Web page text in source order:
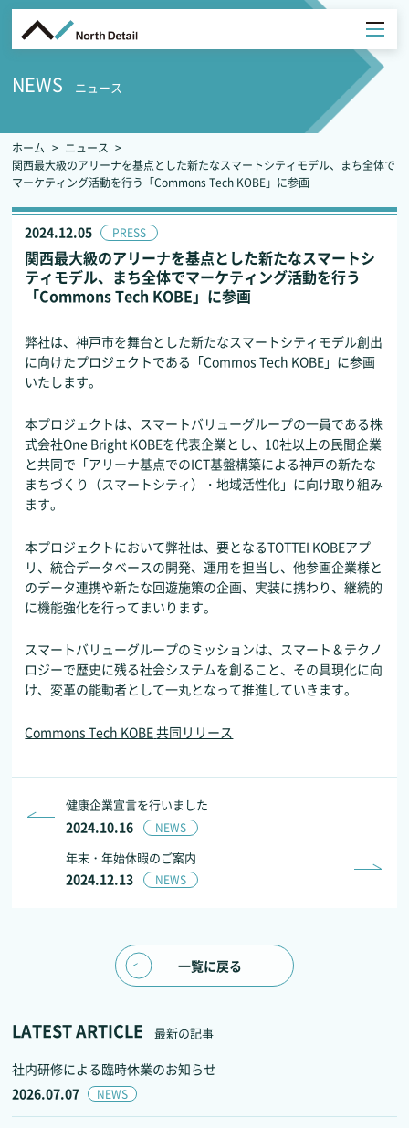
NEWS ニュース
ホーム
ニュース
関西最大級のアリーナを基点とした新たなスマートシティモデル、まち全体で
マーケティング活動を行う「Commons Tech KOBE」に参画
2024.12.05 PRESS
関西最大級のアリーナを基点とした新たなスマートシ
ティモデル、まち全体でマーケティング活動を行う
「Commons Tech KOBE」に参画
弊社は、神戸市を舞台とした新たなスマートシティモデル創出
に向けたプロジェクトである「Commos Tech KOBE」に参画
いたします。
本プロジェクトは、スマートバリューグループの一員である株
式会社One Bright KOBEを代表企業とし、10社以上の民間企業
と共同で「アリーナ基点でのICT基盤構築による神戸の新たな
まちづくり（スマートシティ）・地域活性化」に向け取り組み
ます。
本プロジェクトにおいて弊社は、要となるTOTTEI KOBEアプ
リ、統合データベースの開発、運用を担当し、他参画企業様と
のデータ連携や新たな回遊施策の企画、実装に携わり、継続的
に機能強化を行ってまいります。
スマートバリューグループのミッションは、スマート＆テクノ
ロジーで歴史に残る社会システムを創ること、その具現化に向
け、変革の能動者として一丸となって推進していきます。
Commons Tech KOBE共同リリース
2024.10.16 NEWS
健康企業宣言を行いました
2024.12.13 NEWS
年末・年始休暇のご案内
一覧に戻る
LATEST ARTICLE 最新の記事
2026.07.07 NEWS
社内研修による臨時休業のお知らせ